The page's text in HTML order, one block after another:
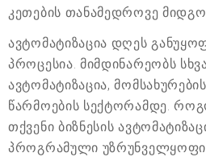
კეთების თანამედროვე
ავტომატიზაცია დღეს
პროცესია. მიმდინარეობს
ავტომატიზაცია,
წარმოების სექტორამდე.
თქვენი ბიზნესის
პროგრამული